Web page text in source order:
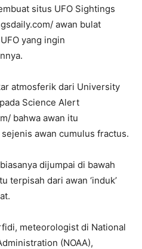
situs UFO Sightings
awan bulat
yang ingin
atmosferik dari University
Science Alert
bahwa awan itu
awan cumulus fractus.
dijumpai di bawah
terpisah dari awan ‘induk’
meteorologist di National
(NOAA),